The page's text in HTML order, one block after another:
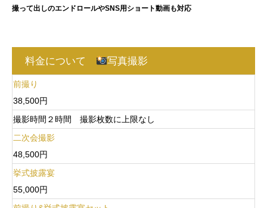
撮って出しのエンドロールやSNS用ショート動画も対応
料金について 写真撮影
前撮り
38,500円
撮影時間２時間 撮影枚数に上限なし
二次会撮影
48,500円
挙式披露宴
55,000円